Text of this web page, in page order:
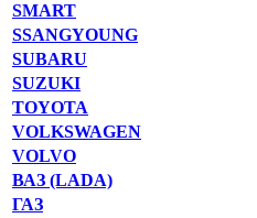
SMART
SSANGYOUNG
SUBARU
SUZUKI
TOYOTA
VOLKSWAGEN
VOLVO
ВАЗ (LADA)
ГАЗ